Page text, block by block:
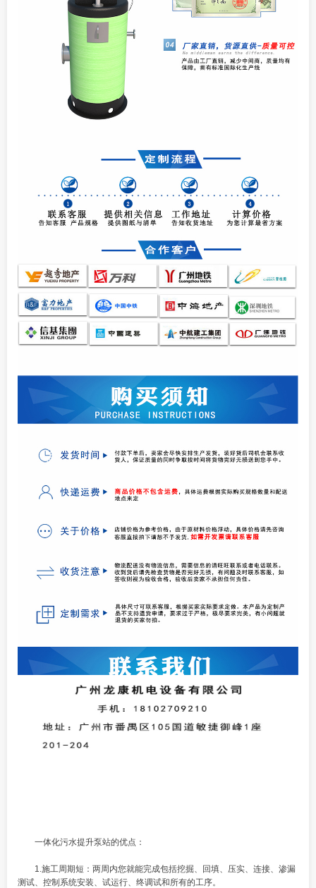
一体化污水提升泵站的优点：
1.施工周期短：两周内您就能完成包括挖掘、回填、压实、连接、渗漏
测试、控制系统安装、试运行、终调试和所有的工序。